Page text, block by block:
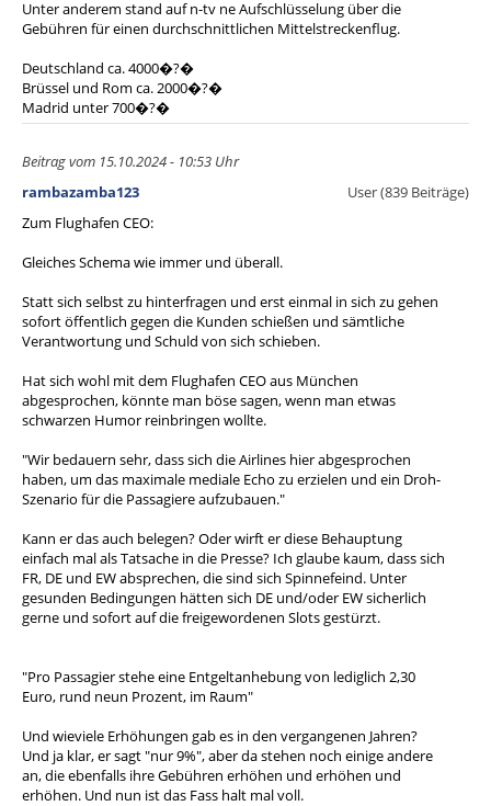
Unter anderem stand auf n-tv ne Aufschlüsselung über die
Gebühren für einen durchschnittlichen Mittelstreckenflug.
Deutschland ca. 4000�?�
Brüssel und Rom ca. 2000�?�
Madrid unter 700�?�
Beitrag vom 15.10.2024 - 10:53 Uhr
rambazamba123
User (839 Beiträge)
Zum Flughafen CEO:
Gleiches Schema wie immer und überall.
Statt sich selbst zu hinterfragen und erst einmal in sich zu gehen
sofort öffentlich gegen die Kunden schießen und sämtliche
Verantwortung und Schuld von sich schieben.
Hat sich wohl mit dem Flughafen CEO aus München
abgesprochen, könnte man böse sagen, wenn man etwas
schwarzen Humor reinbringen wollte.
"Wir bedauern sehr, dass sich die Airlines hier abgesprochen
haben, um das maximale mediale Echo zu erzielen und ein Droh-
Szenario für die Passagiere aufzubauen."
Kann er das auch belegen? Oder wirft er diese Behauptung
einfach mal als Tatsache in die Presse? Ich glaube kaum, dass sich
FR, DE und EW absprechen, die sind sich Spinnefeind. Unter
gesunden Bedingungen hätten sich DE und/oder EW sicherlich
gerne und sofort auf die freigewordenen Slots gestürzt.
"Pro Passagier stehe eine Entgeltanhebung von lediglich 2,30
Euro, rund neun Prozent, im Raum"
Und wieviele Erhöhungen gab es in den vergangenen Jahren?
Und ja klar, er sagt "nur 9%", aber da stehen noch einige andere
an, die ebenfalls ihre Gebühren erhöhen und erhöhen und
erhöhen. Und nun ist das Fass halt mal voll.